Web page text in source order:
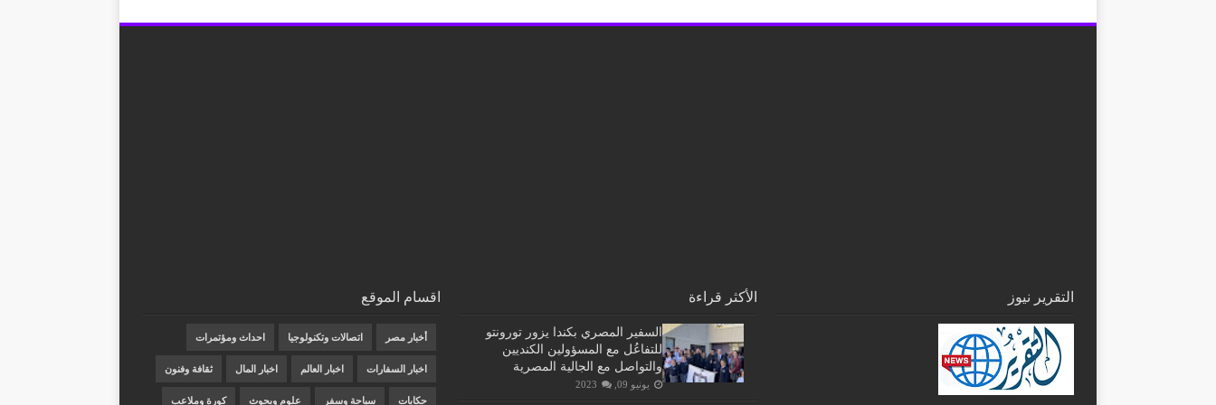
التقرير نيوز الأكثر قراءة
السفير المصري بكندا يزور تورونتو
للتفاعُل مع المسؤولين الكنديين
والتواصل مع الجالية المصرية
يونيو 09, 2023
اقسام الموقع
أخبار مصر اتصالات وتكنولوجيا احداث ومؤتمرات
اخبار السفارات اخبار العالم اخبار المال ثقافة وفنون
حكايات سياحة وسفر علوم وبحوث كورة وملاعب